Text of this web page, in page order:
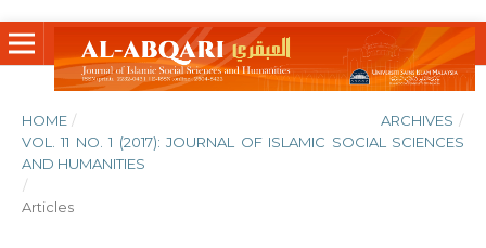
HOME / ARCHIVES /
VOL. 11 NO. 1 (2017): JOURNAL OF ISLAMIC SOCIAL SCIENCES
AND HUMANITIES
/
Articles